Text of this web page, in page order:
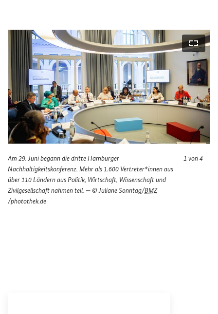
öffnen
Am 29. Juni begann die dritte Hamburger
Nachhaltigkeitskonferenz. Mehr als 1.600 Vertreter*innen aus
über 110 Ländern aus Politik, Wirtschaft, Wissenschaft und
Zivilgesellschaft nahmen teil. — © Juliane Sonntag/BMZ
/photothek.de
1 von 4